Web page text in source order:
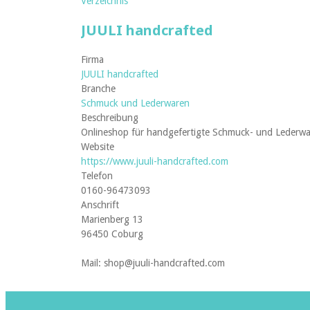
JUULI handcrafted
Firma
JUULI handcrafted
Branche
Schmuck und Lederwaren
Beschreibung
Onlineshop für handgefertigte Schmuck- und
Website
https://www.juuli-handcrafted.com
Telefon
0160-96473093
Anschrift
Marienberg 13
96450 Coburg
Mail: shop@juuli-handcrafted.com